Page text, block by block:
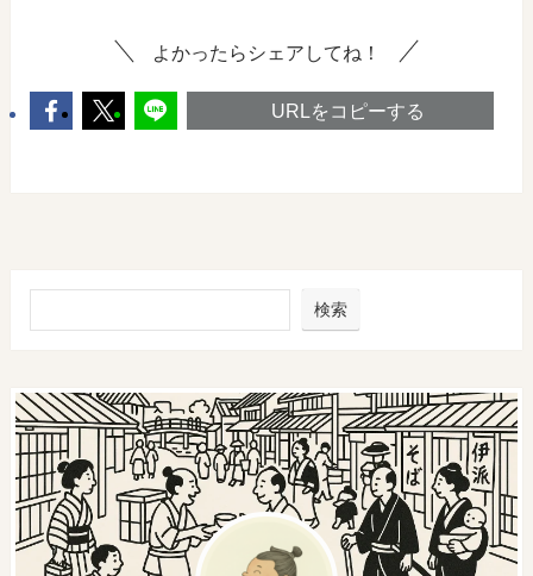
よかったらシェアしてね！
URLをコピーする
検索